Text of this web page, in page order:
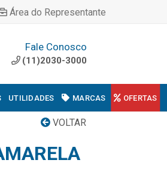
Área do Representante
Fale Conosco
(11)2030-3000
UTILIDADES MARCAS OFERTAS
VOLTAR